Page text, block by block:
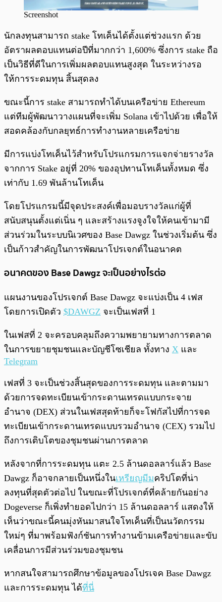
Screenshot
นักลงทุนสามารถ stake โทเค็นได้ตั้งแต่ช่วงแรก ด้วย
อัตราผลตอบแทนต่อปีที่มากกว่า 1,600% ซึ่งการ stake ถือ
เป็นวิธีที่ดีในการเพิ่มผลตอบแทนสูงสุด ในระหว่างรอ
ให้การระดมทุน สิ้นสุดลง
ขณะนี้การ stake สามารถทำได้บนเครือข่าย Ethereum
แต่ทีมผู้พัฒนาวางแผนที่จะเพิ่ม Solana เข้าไปด้วย เพื่อให้
สอดคล้องกับกลยุทธ์การทำงานหลายเครือข่าย
มีการแบ่งโทเค็นไว้สำหรับโปรแกรมการแจกจ่ายรางวัล
จากการ Stake อยู่ที่ 20% ของอุปทานโทเค็นทั้งหมด ซึ่ง
เท่ากับ 1.69 พันล้านโทเค็น
โดยโปรแกรมนี้มีจุดประสงค์เพื่อมอบรางวัลแก่ผู้ที่
สนับสนุนตั้งแต่เนิ่น ๆ และสร้างแรงจูงใจให้คนเข้ามามี
ส่วนร่วมในระบบนิเวศของ Base Dawgz ในช่วงเริ่มต้น ซึ่ง
เป็นก้าวสำคัญในการพัฒนาโปรเจกต์ในอนาคต
อนาคตของ Base Dawgz จะเป็นอย่างไรต่อ
แผนงานของโปรเจกต์ Base Dawgz จะแบ่งเป็น 4 เฟส
โดยการเปิดตัว $DAWGZ จะเป็นเฟสที่ 1
ในเฟสที่ 2 จะครอบคลุมถึงความพยายามทางการตลาด
ในการขยายชุมชนและบัญชีโซเชียล ทั้งทาง X และ
Telegram
เฟสที่ 3 จะเป็นช่วงสิ้นสุดของการระดมทุน และตามมา
ด้วยการจดทะเบียนเข้ากระดานเทรดแบบกระจาย
อำนาจ (DEX) ส่วนในเฟสสุดท้ายก็จะโฟกัสไปที่การจด
ทะเบียนเข้ากระดานเทรดแบบรวมอำนาจ (CEX) รวมไป
ถึงการเติบโตของชุมชนผ่านการตลาด
หลังจากที่การระดมทุน แตะ 2.5 ล้านดอลลาร์แล้ว Base
Dawgz ก็อาจกลายเป็นหนึ่งในเหรียญมีมคริปโตที่น่า
ลงทุนที่สุดตัวต่อไป ในขณะที่โปรเจกต์ที่คล้ายกันอย่าง
Dogeverse ก็เพิ่งทำยอดไปกว่า 15 ล้านดอลลาร์ แสดงให้
เห็นว่าขณะนี้คนมุ่งหันมาสนใจโทเค็นที่เป็นนวัตกรรม
ใหม่ๆ ที่มาพร้อมฟังก์ชันการทำงานข้ามเครือข่ายและขับ
เคลื่อนการมีส่วนร่วมของชุมชน
หากสนใจสามารถศึกษาข้อมูลของโปรเจค Base Dawgz
และการระดมทุน ได้ที่นี่